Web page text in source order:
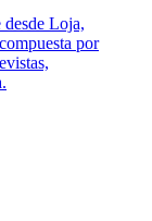
Loja,
por